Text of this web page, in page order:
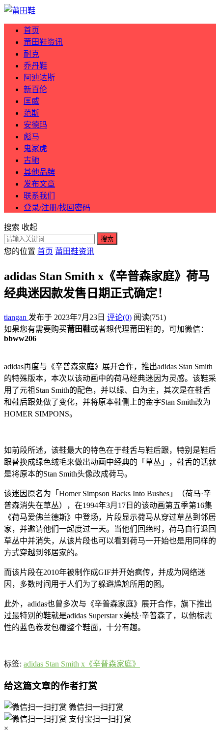
首页
莆田鞋资讯
耐克
乔丹鞋
阿迪达斯
新百伦
匡威
范斯
安德玛
彪马
鬼冢虎
古驰
其他品牌
发布文章
联系我们
登录/注册/找回密码
搜索 收起
搜索
您的位置 首页 莆田鞋资讯
adidas Stan Smith x《辛普森家庭》荷马
经典迷因款发售日期正式确定！
tiangan 发布于 2023年7月23日 评论(0) 阅读(751)
如果您有需要购买莆田鞋或者想代理莆田鞋的，可加微信：
bbww206
adidas再度与《辛普森家庭》展开合作，推出adidas Stan Smith
的特殊版本，本次以该动画中的荷马经典迷因为灵感。该鞋采
用了元祖Stan Smith的配色，并以绿、白为主，其次是在鞋舌
和鞋后跟处做了变化，并将原本鞋侧上的金字Stan Smith改为
HOMER SIMPONS。
如前段所述，该鞋最大的特色在于鞋舌与鞋后跟，特别是鞋后
跟替换成绿色绒毛来做出动画中经典的「草丛」，鞋舌的话就
是将原本的Stan Smith头像改成荷马。
该迷因原名为「Homer Simpson Backs Into Bushes」（荷马·辛
普森消失在草丛），在1994年3月17日的该动画第五季第16集
《荷马爱佛兰德斯》中登场，片段显示荷马从穿过草丛到邻居
家，并邀请他们一起度过一天。当他们回绝时，荷马自行退回
草丛中并消失，从该片段也可以看到荷马一开始也是用同样的
方式穿越到邻居家的。
而该片段在2010年被制作成GIF并开始疯传，并成为网络迷
因，多数时间用于人们为了躲避尴尬所用的图。
此外，adidas也曾多次与《辛普森家庭》展开合作，旗下推出
过最特别的鞋就是adidas Superstar x美枝·辛普森了，以他标志
性的蓝色卷发包覆整个鞋面，十分有趣。
标签: adidas Stan Smith x《辛普森家庭》
给这篇文章的作者打赏
微信扫一扫打赏
支付宝扫一扫打赏
×